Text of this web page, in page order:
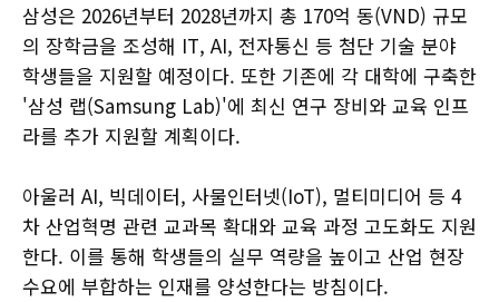
삼성은 2026년부터 2028년까지 총 170억 동(VND) 규모
의 장학금을 조성해 IT, AI, 전자통신 등 첨단 기술 분야
학생들을 지원할 예정이다. 또한 기존에 각 대학에 구축한
'삼성 랩(Samsung Lab)'에 최신 연구 장비와 교육 인프
라를 추가 지원할 계획이다.
아울러 AI, 빅데이터, 사물인터넷(IoT), 멀티미디어 등 4
차 산업혁명 관련 교과목 확대와 교육 과정 고도화도 지원
한다. 이를 통해 학생들의 실무 역량을 높이고 산업 현장
수요에 부합하는 인재를 양성한다는 방침이다.